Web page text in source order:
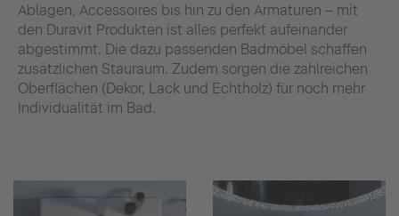
Ablagen, Accessoires bis hin zu den Armaturen – mit
den Duravit Produkten ist alles perfekt aufeinander
abgestimmt. Die dazu passenden Badmöbel schaffen
zusätzlichen Stauraum. Zudem sorgen die zahlreichen
Oberflächen (Dekor, Lack und Echtholz) für noch mehr
Individualität im Bad.